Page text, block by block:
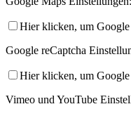
Hier klicken, um
Google reCaptcha
Hier klicken, um
Vimeo und YouTube